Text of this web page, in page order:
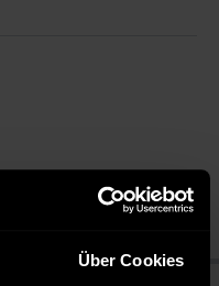
Über Cookies